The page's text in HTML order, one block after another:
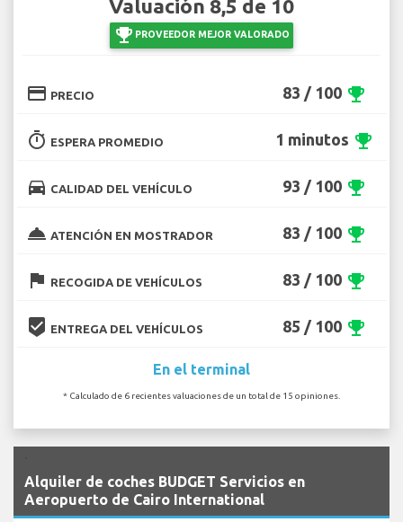
Valuación 8,5 de 10
emoji_events PROVEEDOR MEJOR VALORADO
credit_card PRECIO 83 / 100 emoji_events
timer ESPERA PROMEDIO 1 minutos emoji_events
directions_car CALIDAD DEL VEHÍCULO 93 / 100 emoji_events
room_service ATENCIÓN EN MOSTRADOR 83 / 100 emoji_events
flag RECOGIDA DE VEHÍCULOS 83 / 100 emoji_events
beenhere ENTREGA DEL VEHÍCULOS 85 / 100 emoji_events
En el terminal
* Calculado de 6 recientes valuaciones de un total de 15 opiniones.
Alquiler de coches BUDGET Servicios en
Aeropuerto de Cairo International